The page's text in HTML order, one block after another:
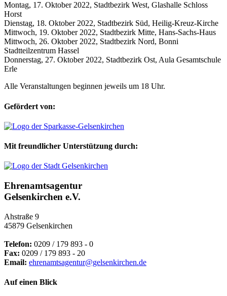
Montag, 17. Oktober 2022, Stadtbezirk West, Glashalle Schloss
Horst
Dienstag, 18. Oktober 2022, Stadtbezirk Süd, Heilig-Kreuz-Kirche
Mittwoch, 19. Oktober 2022, Stadtbezirk Mitte, Hans-Sachs-Haus
Mittwoch, 26. Oktober 2022, Stadtbezirk Nord, Bonni
Stadtteilzentrum Hassel
Donnerstag, 27. Oktober 2022, Stadtbezirk Ost, Aula Gesamtschule
Erle
Alle Veranstaltungen beginnen jeweils um 18 Uhr.
Gefördert von:
Mit freundlicher Unterstützung durch:
Ehrenamtsagentur
Gelsenkirchen e.V.
Ahstraße 9
45879 Gelsenkirchen
Telefon: 0209 / 179 893 - 0
Fax: 0209 / 179 893 - 20
Email: ehrenamtsagentur@gelsenkirchen.de
Auf einen Blick